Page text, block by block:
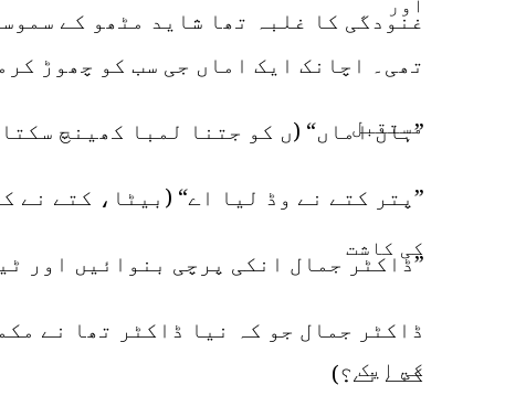
غنودگی کا غلبہ تھا شاید مٹھو کے
تھی۔ اچانک ایک اماں جی سب کو چھوڑ
”ہاں اماں“ (ں کو جتنا لمبا کھینچ
”پتر کتے نے وڈ لیا اے“ (بیٹا، کتے نے
”ڈاکٹر جمال انکی پرچی بنوائیں اور
ڈاکٹر جمال جو کہ نیا ڈاکٹر تھا نے
کتے نے؟)